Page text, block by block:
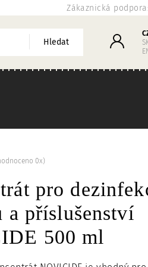
Zákaznická podpora:
Hledat
pro
a příslušenství
500 ml
0x)